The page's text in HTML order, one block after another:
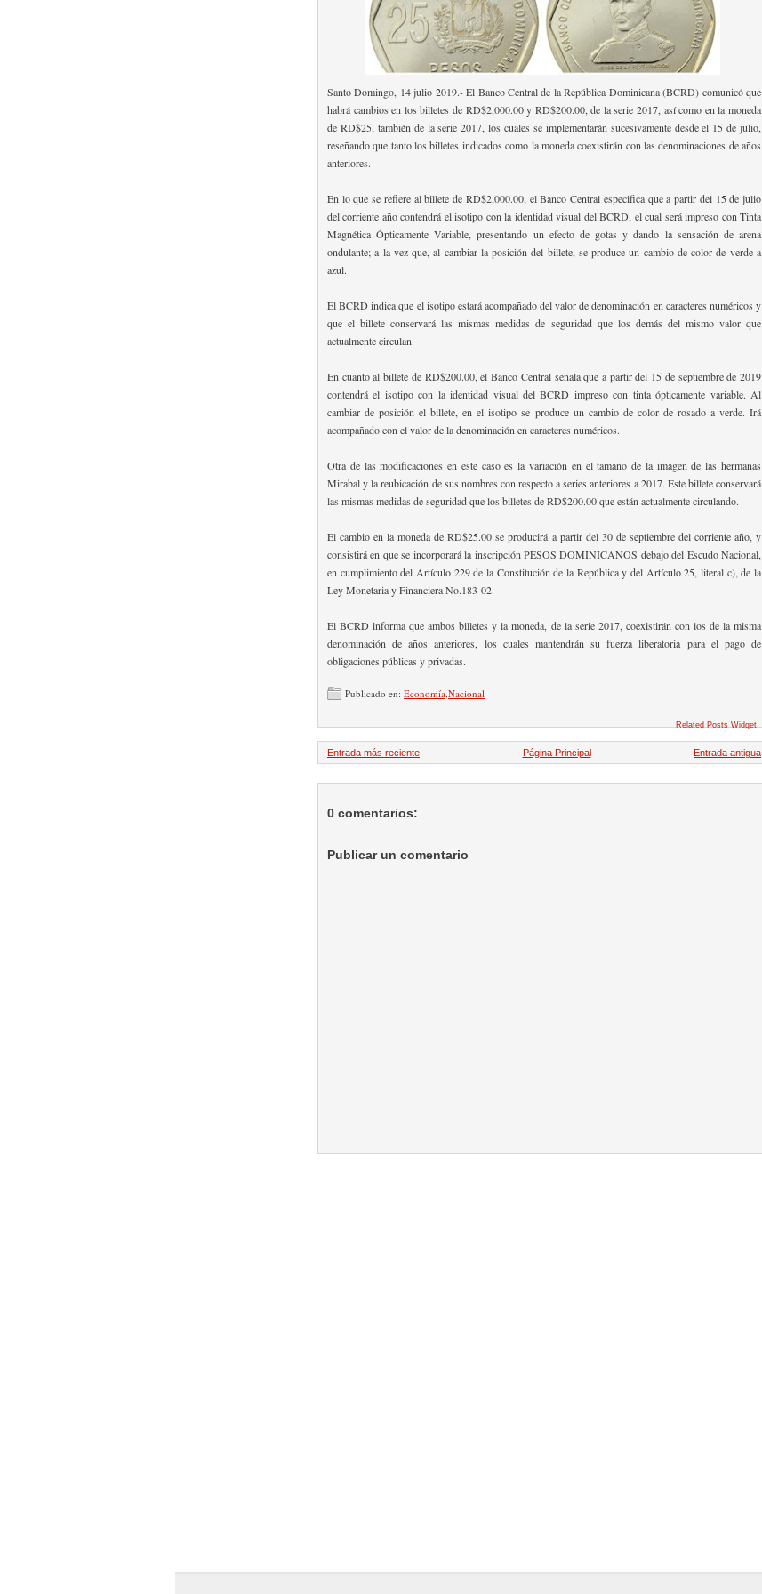
Santo Domingo, 14 julio 2019.- El Banco Central de la República Dominicana (BCRD) comunicó que
habrá cambios en los billetes de RD$2,000.00 y RD$200.00, de la serie 2017, así como en la moneda
de RD$25, también de la serie 2017, los cuales se implementarán sucesivamente desde el 15 de julio,
reseñando que tanto los billetes indicados como la moneda coexistirán con las denominaciones de años
anteriores.
En lo que se refiere al billete de RD$2,000.00, el Banco Central especifica que a partir del 15 de julio
del corriente año contendrá el isotipo con la identidad visual del BCRD, el cual será impreso con Tinta
Magnética Ópticamente Variable, presentando un efecto de gotas y dando la sensación de arena
ondulante; a la vez que, al cambiar la posición del billete, se produce un cambio de color de verde a
azul.
El BCRD indica que el isotipo estará acompañado del valor de denominación en caracteres numéricos y
que el billete conservará las mismas medidas de seguridad que los demás del mismo valor que
actualmente circulan.
En cuanto al billete de RD$200.00, el Banco Central señala que a partir del 15 de septiembre de 2019
contendrá el isotipo con la identidad visual del BCRD impreso con tinta ópticamente variable. Al
cambiar de posición el billete, en el isotipo se produce un cambio de color de rosado a verde. Irá
acompañado con el valor de la denominación en caracteres numéricos.
Otra de las modificaciones en este caso es la variación en el tamaño de la imagen de las hermanas
Mirabal y la reubicación de sus nombres con respecto a series anteriores a 2017. Este billete conservará
las mismas medidas de seguridad que los billetes de RD$200.00 que están actualmente circulando.
El cambio en la moneda de RD$25.00 se producirá a partir del 30 de septiembre del corriente año, y
consistirá en que se incorporará la inscripción PESOS DOMINICANOS debajo del Escudo Nacional,
en cumplimiento del Artículo 229 de la Constitución de la República y del Artículo 25, literal c), de la
Ley Monetaria y Financiera No.183-02.
El BCRD informa que ambos billetes y la moneda, de la serie 2017, coexistirán con los de la misma
denominación de años anteriores, los cuales mantendrán su fuerza liberatoria para el pago de
obligaciones públicas y privadas.
Publicado en: Economía Nacional
Related Posts Widget
Entrada más reciente Entrada antigua
Página Principal
0 comentarios:
Publicar un comentario